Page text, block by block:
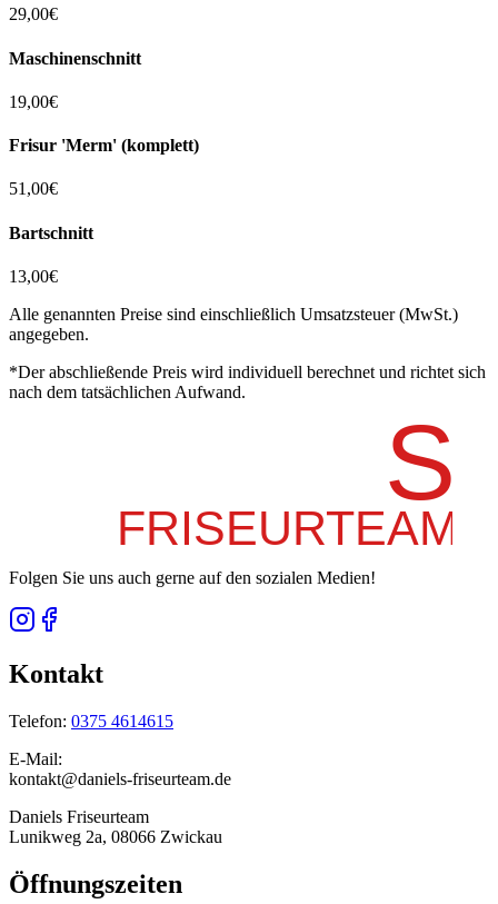
29,00€
Maschinenschnitt
19,00€
Frisur 'Merm' (komplett)
51,00€
Bartschnitt
13,00€
Alle genannten Preise sind einschließlich Umsatzsteuer (MwSt.)
angegeben.
*Der abschließende Preis wird individuell berechnet und richtet sich
nach dem tatsächlichen Aufwand.
Folgen Sie uns auch gerne auf den sozialen Medien!
Kontakt
Telefon: 0375 4614615
E-Mail:
kontakt
daniels-friseurteam.de
Daniels Friseurteam
Lunikweg 2a, 08066 Zwickau
Öffnungszeiten